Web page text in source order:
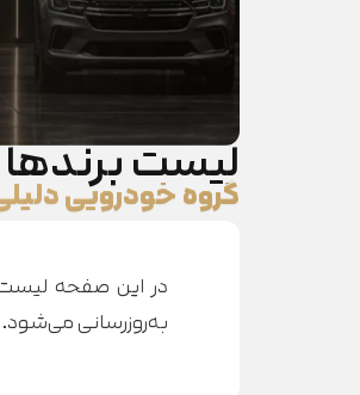
لیست برندها
گروه خودرویی
در این صفحه
به‌روزرسانی